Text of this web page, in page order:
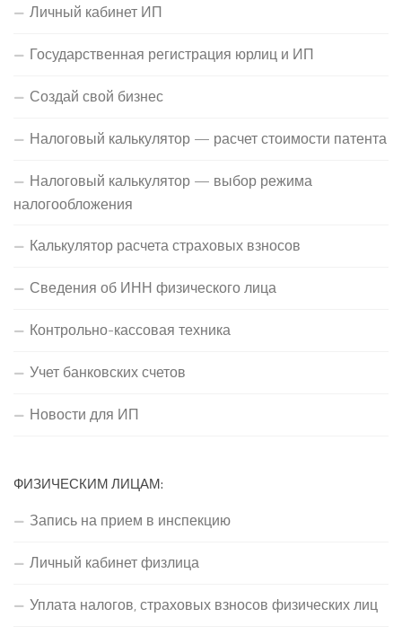
Личный кабинет ИП
Государственная регистрация юрлиц и ИП
Создай свой бизнес
Налоговый калькулятор — расчет стоимости патента
Налоговый калькулятор — выбор режима
налогообложения
Калькулятор расчета страховых взносов
Сведения об ИНН физического лица
Контрольно-кассовая техника
Учет банковских счетов
Новости для ИП
ФИЗИЧЕСКИМ ЛИЦАМ:
Запись на прием в инспекцию
Личный кабинет физлица
Уплата налогов, страховых взносов физических лиц